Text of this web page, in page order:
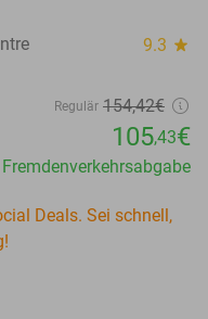
9.3 star
Regulär 154,42€
105,43€
Deals. Sei schnell,